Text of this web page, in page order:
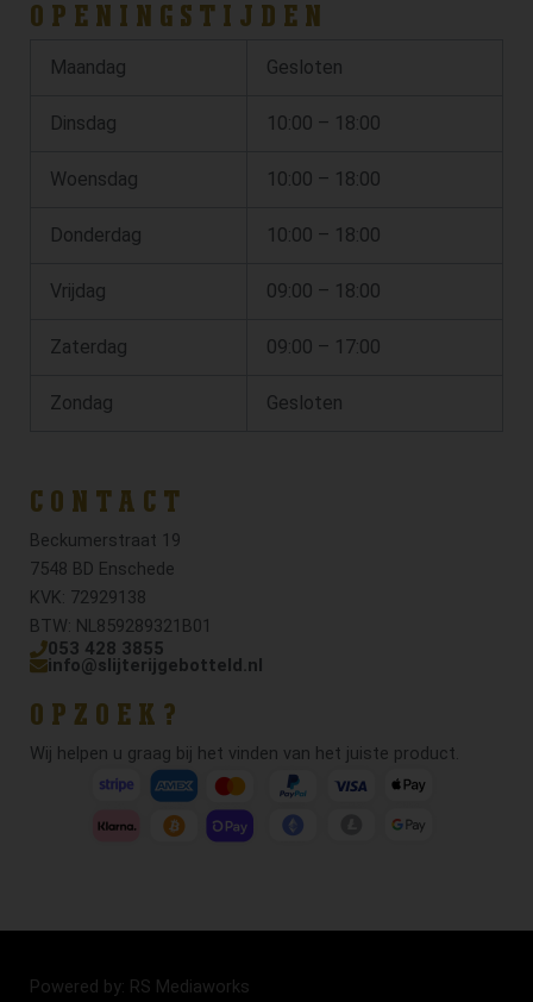
OPENINGSTIJDEN
Maandag Gesloten
Dinsdag 10:00 – 18:00
Woensdag 10:00 – 18:00
Donderdag 10:00 – 18:00
Vrijdag 09:00 – 18:00
Zaterdag 09:00 – 17:00
Zondag Gesloten
CONTACT
Beckumerstraat 19
7548 BD Enschede
KVK: 72929138
BTW: NL859289321B01
053 428 3855
info@slijterijgebotteld.nl
OPZOEK?
Wij helpen u graag bij het vinden van het juiste product.
Powered by: RS Mediaworks